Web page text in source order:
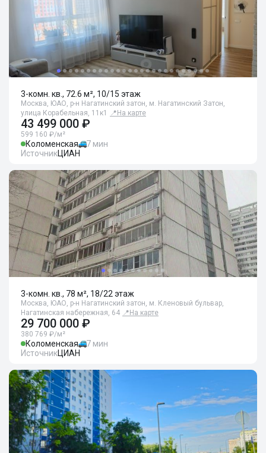
3-комн. кв., 72.6 м², 10/15 этаж
Москва, ЮАО, р-н Нагатинский затон, м. Нагатинский Затон,
улица Корабельная, 11к1
📍 На карте
43 499 000 ₽
599 160 ₽/м²
Коломенская
7 мин
ИсточникЦИАН
3-комн. кв., 78 м², 18/22 этаж
Москва, ЮАО, р-н Нагатинский затон, м. Кленовый бульвар,
Нагатинская набережная, 64 📍 На карте
29 700 000 ₽
380 769 ₽/м²
Коломенская
7 мин
ИсточникЦИАН